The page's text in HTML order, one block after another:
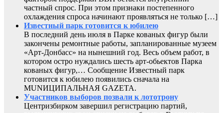
частный спрос. При этом признаки постепенного
охлаждения спроса начинают проявляться не только […]
Известный парк готовится к юбилею
В последний день июля в Парке кованых фигур были
закончены ремонтные работы, запланированные музеем
«Арт-Донбасс» на нынешний год. Весь объем работ, в
котором остро нуждались шесть арт-обьектов Парка
кованых фигур,… Сообщение Известный парк
готовится к юбилею появились сначала на
MUNИЦИПАЛЬНАЯ GAZЕТА.
Участников выборов позвали к лототрону
Центризбирком завершил регистрацию партий,